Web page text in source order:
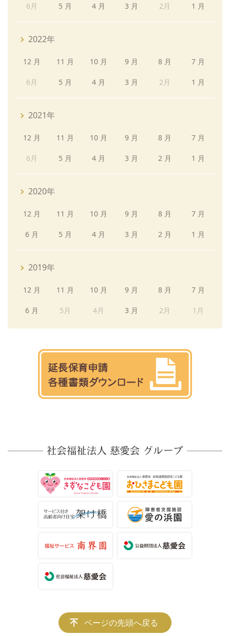
6月 5 月 4 月 3 月 2月 1 月
2022年
12 月 11 月 10 月 9 月 8 月 7 月
6月 5 月 4 月 3 月 2月 1 月
2021年
12 月 11 月 10 月 9 月 8 月 7 月
6月 5 月 4 月 3 月 2 月 1 月
2020年
12 月 11 月 10 月 9 月 8 月 7 月
6 月 5 月 4 月 3 月 2 月 1 月
2019年
12 月 11 月 10 月 9 月 8 月 7 月
6 月 5月 4月 3 月 2月 1月
ページの先頭へ戻る